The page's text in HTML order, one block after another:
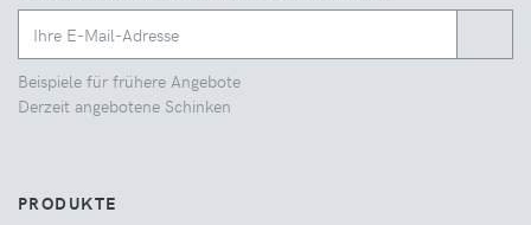
Beispiele für frühere Angebote
Derzeit angebotene Schinken
PRODUKTE